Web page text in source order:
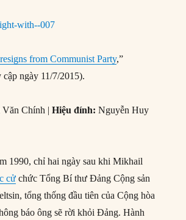
from Communist Party,”
cập ngày 11/7/2015).
Văn Chính |Hiệu đính:Nguyễn Huy
1990, chỉ hai ngày sau khi Mikhail
cử chức Tổng Bí thư Đảng Cộng sản
tổng thống đầu tiên của Cộng hòa
báo ông sẽ rời khỏi Đảng. Hành